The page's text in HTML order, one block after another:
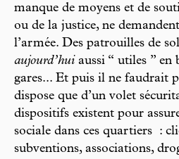
manque de moyens et de
ou de la justice, ne
l’armée. Des patrouilles de
aujourd’hui aussi “ utiles ” en
gares... Et puis il ne faudrait
dispose que d’un volet
dispositifs existent pour
sociale dans ces quartiers :
subventions, associations,